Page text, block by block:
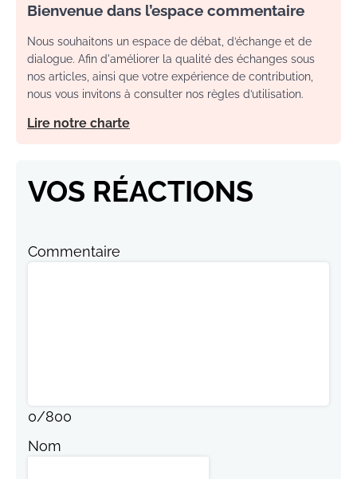
Bienvenue dans l’espace commentaire
Nous souhaitons un espace de débat, d’échange et de
dialogue. Afin d'améliorer la qualité des échanges sous
nos articles, ainsi que votre expérience de contribution,
nous vous invitons à consulter nos règles d’utilisation.
Lire notre charte
VOS RÉACTIONS
Commentaire
0/800
Nom